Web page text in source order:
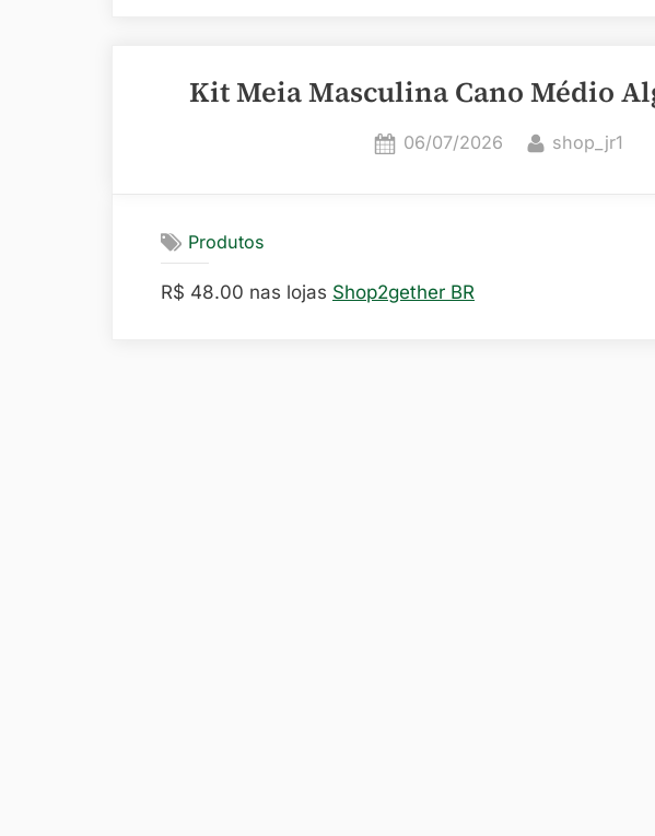
Kit Meia Masculina Cano Médio
Posted
06/07/2026 By
shop_jr1
Produtos
R$ 48.00 nas lojas Shop2gether BR